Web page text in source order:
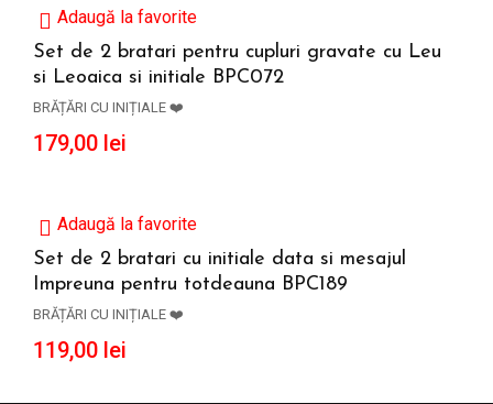
Adaugă la favorite
Set de 2 bratari pentru cupluri gravate cu Leu
si Leoaica si initiale BPC072
BRĂȚĂRI CU INIȚIALE ❤️
179,00 lei
Adaugă la favorite
Set de 2 bratari cu initiale data si mesajul
Impreuna pentru totdeauna BPC189
BRĂȚĂRI CU INIȚIALE ❤️
119,00 lei